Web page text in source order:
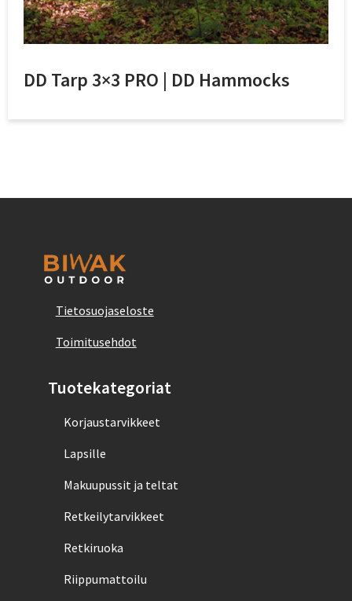
DD Tarp 3×3 PRO | DD Hammocks
Tietosuojaseloste
Toimitusehdot
Tuotekategoriat
Korjaustarvikkeet
Lapsille
Makuupussit ja teltat
Retkeilytarvikkeet
Retkiruoka
Riippumattoilu